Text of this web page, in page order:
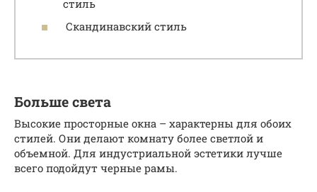
стиль
Скандинавский стиль
Больше света
Высокие просторные окна – характерны для обоих
стилей. Они делают комнату более светлой и
объемной. Для индустриальной эстетики лучше
всего подойдут черные рамы.